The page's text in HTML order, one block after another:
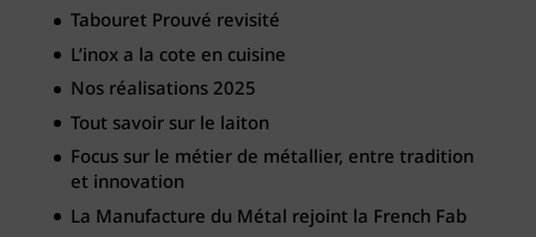
Tabouret Prouvé revisité
L’inox a la cote en cuisine
Nos réalisations 2025
Tout savoir sur le laiton
Focus sur le métier de métallier, entre tradition
et innovation
La Manufacture du Métal rejoint la French Fab